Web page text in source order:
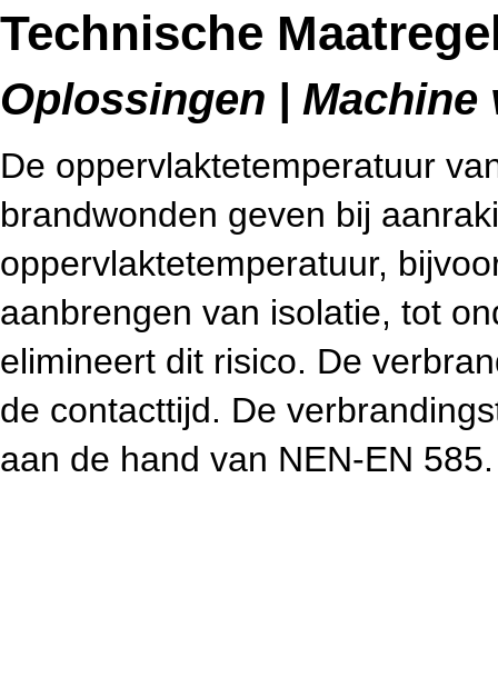
Technische
Oplossingen |
De oppervlaktetemperatuur
brandwonden geven bij
oppervlaktetemperatuur,
aanbrengen van isolatie, tot
elimineert dit risico. De
de contacttijd. De
aan de hand van NEN-EN 585.